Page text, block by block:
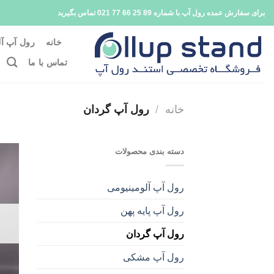
رفتن
محتوا
برای سفارش عمده رول آپ با شماره 89 25 66 77 021 تماس بگیرید
خانه رول آپ
تماس با ما
خانه / رول آپ گردان
دسته بندی محصولات
رول آپ آلومینیومی
رول آپ پایه پهن
رول آپ گردان
رول آپ مشکی